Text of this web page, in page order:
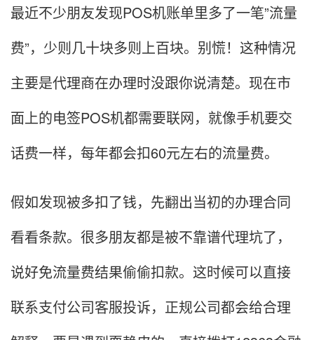
最近不少朋友发现POS机账单里多了一笔”流量
费”，少则几十块多则上百块。别慌！这种情况
主要是代理商在办理时没跟你说清楚。现在市
面上的电签POS机都需要联网，就像手机要交
话费一样，每年都会扣60元左右的流量费。
假如发现被多扣了钱，先翻出当初的办理合同
看看条款。很多朋友都是被不靠谱代理坑了，
说好免流量费结果偷偷扣款。这时候可以直接
联系支付公司客服投诉，正规公司都会给合理